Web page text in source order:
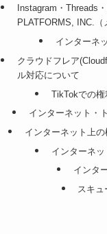
Instagram・Threads
PLATFORMS, INC.
インターネ
クラウドフレア
ル対応について
TikTokでの
インターネット・
インターネット上
インターネ
インタ
スキュ